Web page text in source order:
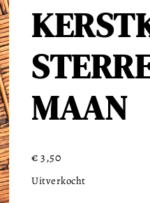
MAAN
€3,50
Uitverkocht